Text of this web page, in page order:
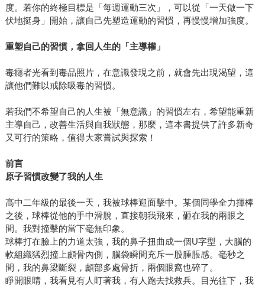
度。若你的終極目標是「每週運動三次」，可以從「一天做一下
伏地挺身」開始，讓自己先塑造運動的習慣，再慢慢增加強度。
重塑自己的習慣，拿回人生的「主導權」
毒癮者光看到毒品照片，在意識發現之前，就會先出現渴望，這
讓他們難以戒除吸毒的習慣。
若我們不希望自己的人生被「無意識」的習慣左右，希望能重新
主導自己，改善生活與自我狀態，那麼，這本書提供了許多新奇
又可行的策略，值得大家嘗試與探索！
前言
原子習慣改變了我的人生
高中二年級的最後一天，我被球棒迎面擊中。某個同學全力揮棒
之後，球棒從他的手中滑脫，直接朝我飛來，砸在我的兩眼之
間。我對撞擊的當下毫無印象。
球棒打在臉上的力道太強，我的鼻子扭曲成一個U字型，大腦的
軟組織猛烈撞上顱骨內側，腦袋瞬間充斥一股腫脹感。毫秒之
間，我的鼻梁斷裂，顱部多處骨折，兩個眼窩也碎了。
睜開眼睛，我看見有人盯著我，有人跑去找救兵。目光往下，我